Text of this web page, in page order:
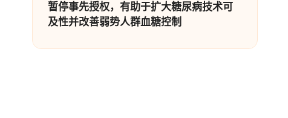
暂停事先授权，有助于扩大糖尿病技术可
及性并改善弱势人群血糖控制